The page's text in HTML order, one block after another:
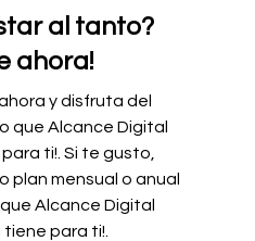
al tanto?
ahora!
y disfruta del
que Alcance Digital
ti!. Si te gusto,
plan mensual o anual
Alcance Digital
para ti!.